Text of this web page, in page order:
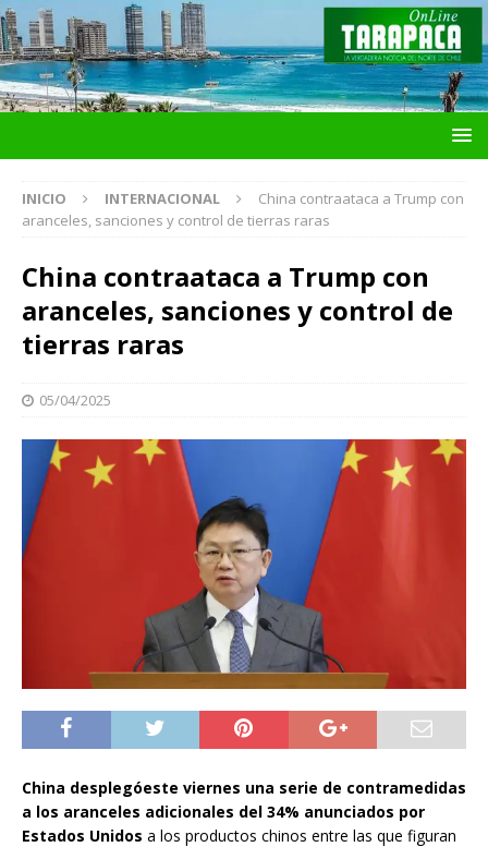
INICIO INTERNACIONAL
China contraataca a Trump con
aranceles, sanciones y control de tierras raras
China contraataca a Trump con
aranceles, sanciones y control de
tierras raras
05/04/2025
China desplegóeste viernes una serie de contramedidas
a los aranceles adicionales del 34% anunciados por
Estados Unidos a los productos chinos entre las que figuran